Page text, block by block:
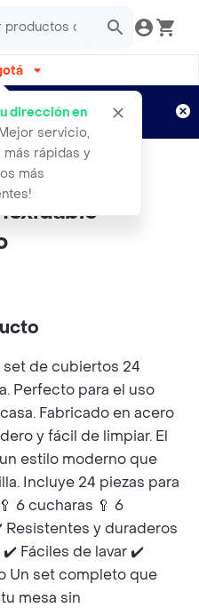
dirección en
servicio,
rápidas y
más
semanas
Aplican TyC
24
–
set de cubiertos 24
Perfecto para el uso
Fabricado en acero
y fácil de limpiar. El
estilo moderno que
Incluye 24 piezas para
6 cucharas 🥄 6
y duraderos
Fáciles de lavar ✔️
Un set completo que
mesa sin